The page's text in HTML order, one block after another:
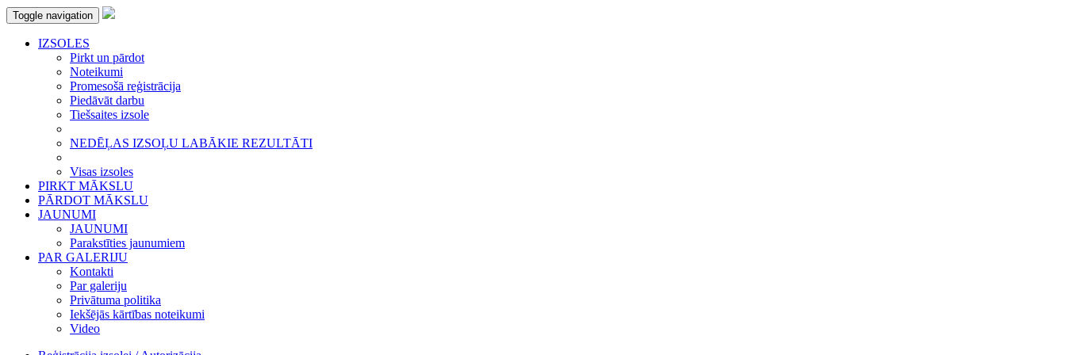
Toggle navigation
IZSOLES
Pirkt un pārdot
Noteikumi
Promesošā reģistrācija
Piedāvāt darbu
Tiešsaites izsole
NEDĒĻAS IZSOĻU LABĀKIE REZULTĀTI
Visas izsoles
PIRKT MĀKSLU
PĀRDOT MĀKSLU
JAUNUMI
JAUNUMI
Parakstīties jaunumiem
PAR GALERIJU
Kontakti
Par galeriju
Privātuma politika
Iekšējās kārtības noteikumi
Video